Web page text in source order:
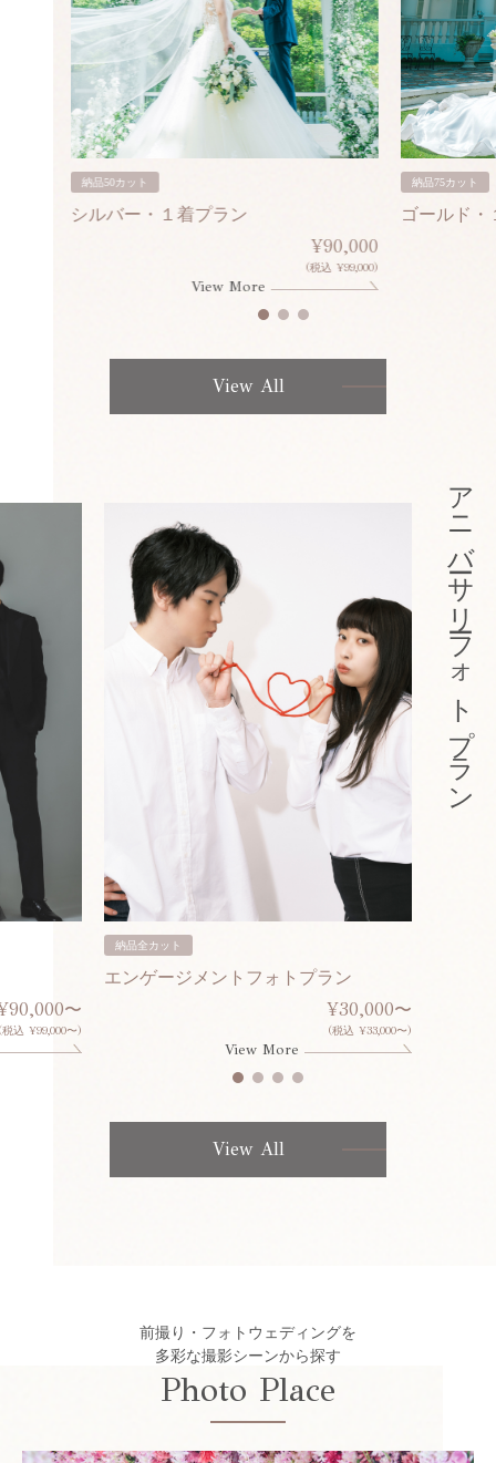
納品50カット
シルバー・１着プラン
¥90,000
(税込 ¥99,000)
View More
納品75カット
ゴールド・
View All
〜
(税込 ¥99,000〜)
納品全カット
エンゲージメントフォトプラン
¥30,000〜
(税込 ¥33,000〜)
View More
アニバーサリーフォトプラン
View All
前撮り・フォトウェディングを
多彩な撮影シーンから探す
Photo Place